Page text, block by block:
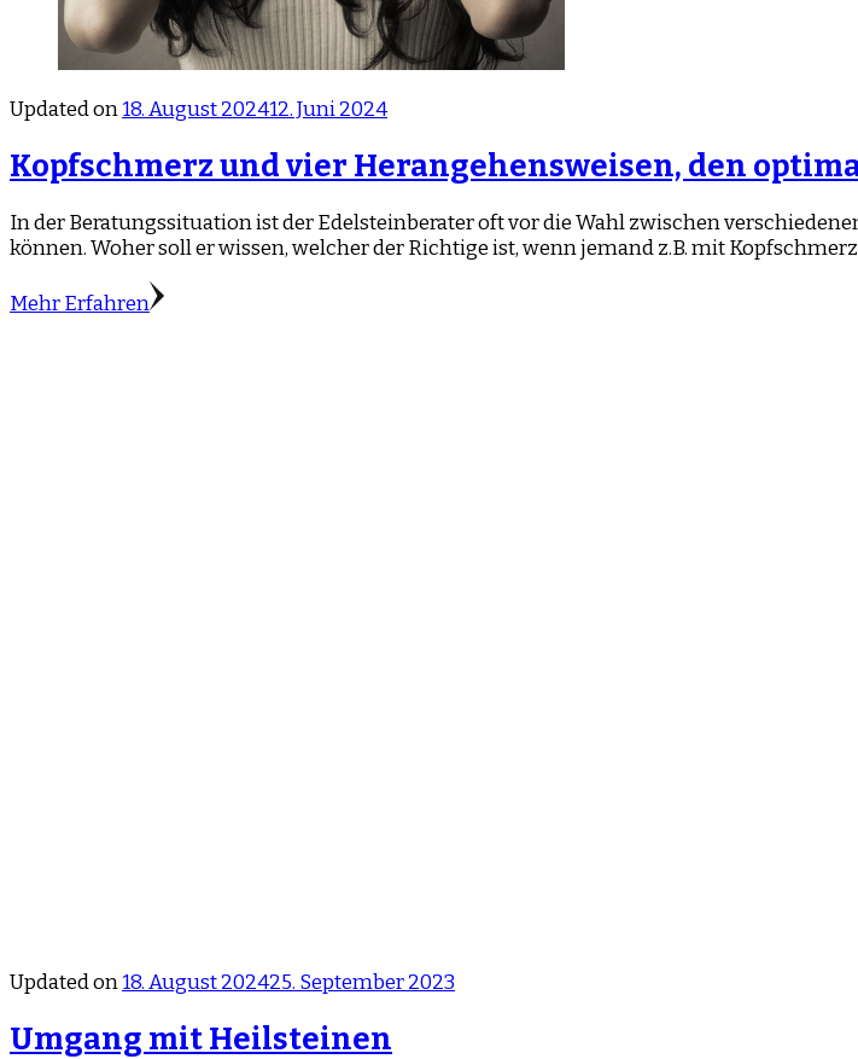
Updated on18. August 202412. Juni 2024
Kopfschmerz und vier Herangehensweisen, den
In der Beratungssituation ist der Edelsteinberater oft vor die Wahl zwischen
können. Woher soll er wissen, welcher der Richtige ist, wenn jemand z.B. mit
Mehr Erfahren
Updated on18. August 202425. September 2023
Umgang mit Heilsteinen